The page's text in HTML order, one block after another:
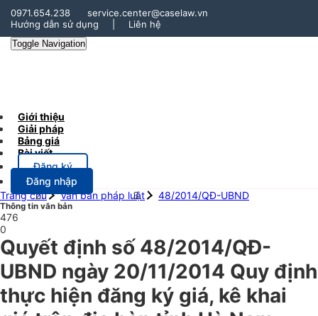
0971.654.238
service.center@caselaw.vn
Hướng dẫn sử dụng
Liên hệ
Toggle Navigation
Giới thiệu
Giải pháp
Bảng giá
Bài viết
Đăng ký
Đăng nhập
Trang chủ
Văn bản pháp luật 48/2014/QĐ-UBND
Thông tin văn bản
476
0
Quyết định số 48/2014/QĐ-
UBND ngày 20/11/2014 Quy định
thực hiện đăng ký giá, kê khai